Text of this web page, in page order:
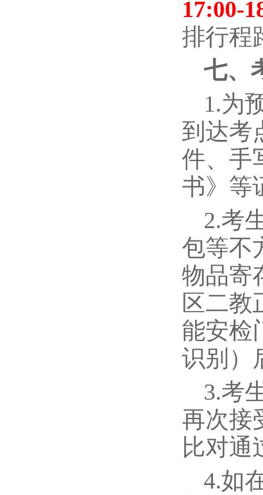
17:00-
排行程
七、
1.为
到达考
件、手
书》等
2.考
包等不
物品寄
区二教
能安检
识别）
3.考
再次接
比对通
4.如